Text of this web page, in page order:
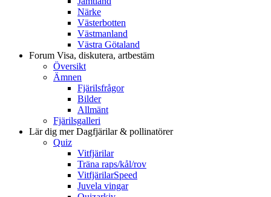
Närke
Västerbotten
Västmanland
Västra Götaland
Forum Visa, diskutera, artbestäm
Översikt
Ämnen
Fjärilsfrågor
Bilder
Allmänt
Fjärilsgalleri
Lär dig merDagfjärilar & pollinatörer
Quiz
Vitfjärilar
Träna raps/kål/rov
VitfjärilarSpeed
Juvela vingar